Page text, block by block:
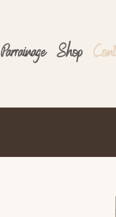
Parrainage Shop